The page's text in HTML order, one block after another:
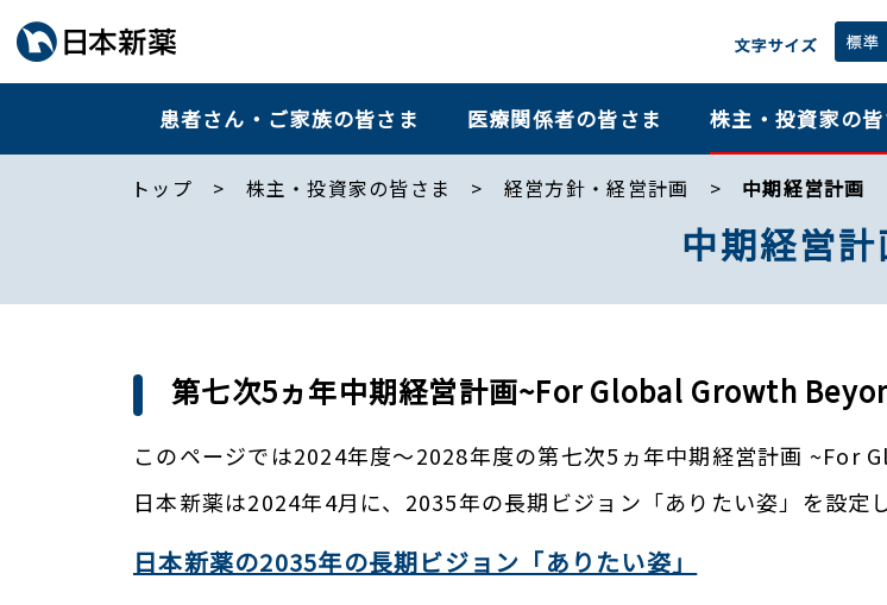
患者さん・ご家族の皆さま 医療関係者の皆さま 株主・投資家の皆
トップ 株主・投資家の皆さま 経営方針・経営計画 中期経営計画
中期経営計
第七次5ヵ年中期経営計画~For Global Growth
このページでは2024年度～2028年度の第七次5ヵ年中期経営計画
日本新薬は2024年4月に、2035年の長期ビジョン「ありたい姿」を設定
日本新薬の2035年の長期ビジョン「ありたい姿」